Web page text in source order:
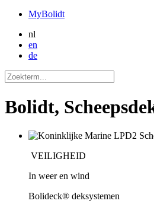
MyBolidt
nl
en
de
Bolidt,
VEILIGHEID
In weer en wind
Bolideck® deksystemen